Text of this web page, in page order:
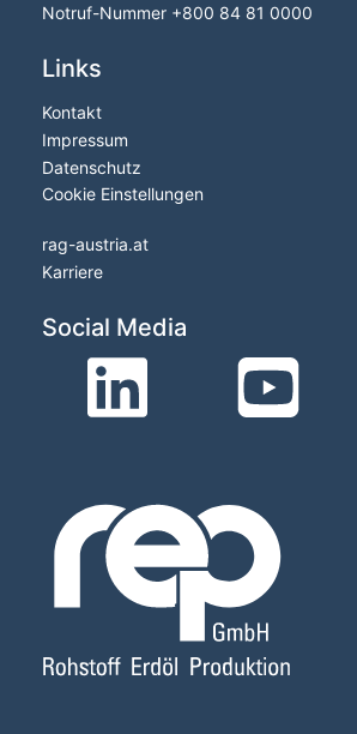
Notruf-Nummer +800 84 81 0000
Links
Kontakt
Impressum
Datenschutz
Cookie Einstellungen
rag-austria.at
Karriere
Social Media